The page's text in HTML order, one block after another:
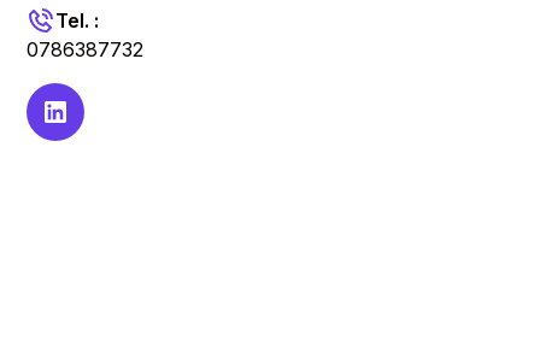
Tel. :
0786387732